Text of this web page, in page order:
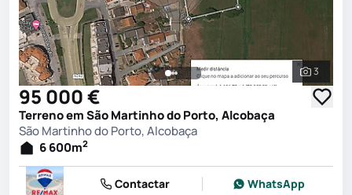
Ver
3
95 000 €
Terreno em São Martinho do Porto, Alcobaça
São Martinho do Porto, Alcobaça
6 600m2
Contactar WhatsApp